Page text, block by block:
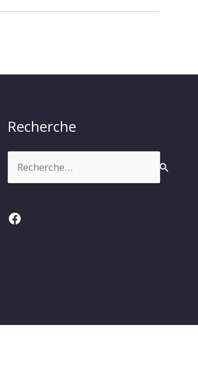
Recherche
Facebook